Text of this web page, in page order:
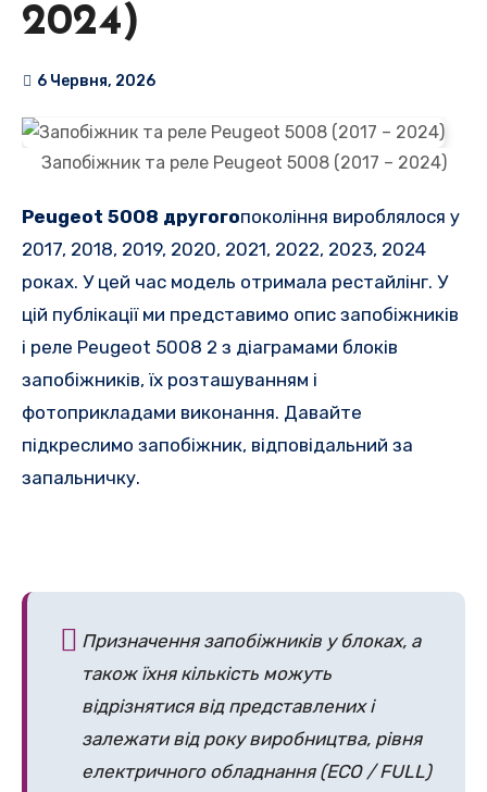
2024)
6 Червня, 2026
Запобіжник та реле Peugeot 5008 (2017 – 2024)
Peugeot 5008 другогопокоління вироблялося у
2017, 2018, 2019, 2020, 2021, 2022, 2023, 2024
роках. У цей час модель отримала рестайлінг. У
цій публікації ми представимо опис запобіжників
і реле Peugeot 5008 2 з діаграмами блоків
запобіжників, їх розташуванням і
фотоприкладами виконання. Давайте
підкреслимо запобіжник, відповідальний за
запальничку.
Призначення запобіжників у блоках, а
також їхня кількість можуть
відрізнятися від представлених і
залежати від року виробництва, рівня
електричного обладнання (ECO / FULL)